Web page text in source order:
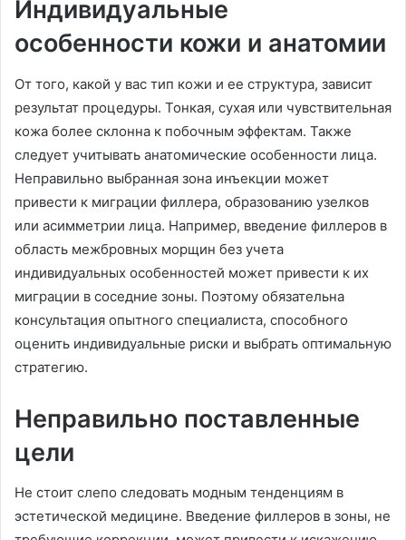
Индивидуальные
особенности кожи и анатомии
От того, какой у вас тип кожи и ее структура, зависит
результат процедуры. Тонкая, сухая или чувствительная
кожа более склонна к побочным эффектам. Также
следует учитывать анатомические особенности лица.
Неправильно выбранная зона инъекции может
привести к миграции филлера, образованию узелков
или асимметрии лица. Например, введение филлеров в
область межбровных морщин без учета
индивидуальных особенностей может привести к их
миграции в соседние зоны. Поэтому обязательна
консультация опытного специалиста, способного
оценить индивидуальные риски и выбрать оптимальную
стратегию.
Неправильно поставленные
цели
Не стоит слепо следовать модным тенденциям в
эстетической медицине. Введение филлеров в зоны, не